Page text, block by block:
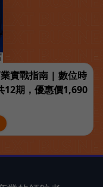
實戰指南 | 數位時
12期，優惠價1,690